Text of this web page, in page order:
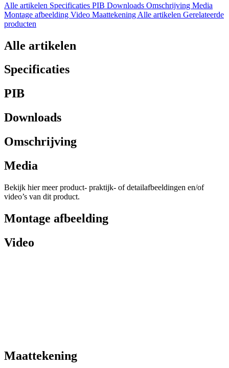
Alle artikelen Specificaties PIB Downloads Omschrijving Media
Montage afbeelding Video Maattekening Alle artikelen Gerelateerde
producten
Alle artikelen
Specificaties
PIB
Downloads
Omschrijving
Media
Bekijk hier meer product- praktijk- of detailafbeeldingen en/of
video’s van dit product.
Montage afbeelding
Video
Maattekening